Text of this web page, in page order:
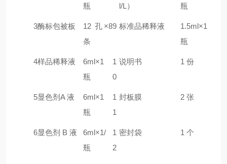
瓶
l/L）
瓶
3酶标包被板
12 孔×8
条
9 标准品稀释液
1.5ml×1
瓶
4样品稀释液
6ml×1
瓶
1
0
说明书 1 份
5显色剂A 液
6ml×1
瓶
1
1
封板膜 2 张
6显色剂 B 液
6ml×1/
瓶
1
2
密封袋 1 个